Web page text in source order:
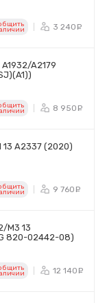
3 240
A2179
8 950
13 A2337 (2020)
9 760
M3 13
820-02442-08)
12 140